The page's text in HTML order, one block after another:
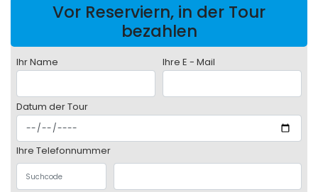
Vor Reserviern, in der Tour
bezahlen
Ihr Name Ihre E - Mail
Datum der Tour
Ihre Telefonnummer